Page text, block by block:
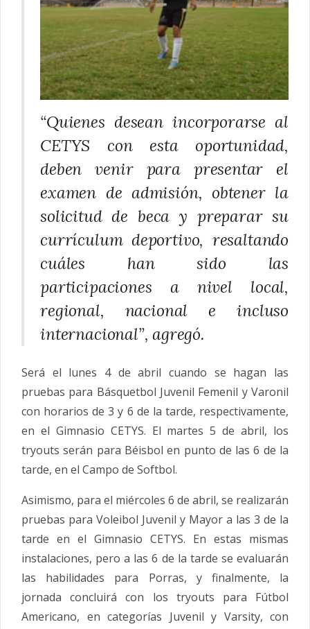
“Quienes desean incorporarse al
CETYS con esta oportunidad,
deben venir para presentar el
examen de admisión, obtener la
solicitud de beca y preparar su
currículum deportivo, resaltando
cuáles han sido las
participaciones a nivel local,
regional, nacional e incluso
internacional”, agregó.
Será el lunes 4 de abril cuando se hagan las
pruebas para Básquetbol Juvenil Femenil y Varonil
con horarios de 3 y 6 de la tarde, respectivamente,
en el Gimnasio CETYS. El martes 5 de abril, los
tryouts serán para Béisbol en punto de las 6 de la
tarde, en el Campo de Softbol.
Asimismo, para el miércoles 6 de abril, se realizarán
pruebas para Voleibol Juvenil y Mayor a las 3 de la
tarde en el Gimnasio CETYS. En estas mismas
instalaciones, pero a las 6 de la tarde se evaluarán
las habilidades para Porras, y finalmente, la
jornada concluirá con los tryouts para Fútbol
Americano, en categorías Juvenil y Varsity, con